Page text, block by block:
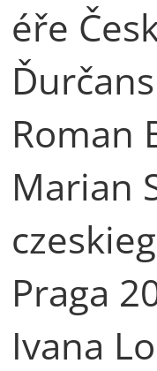
éře
Roman
Marian
Praga
Ivana